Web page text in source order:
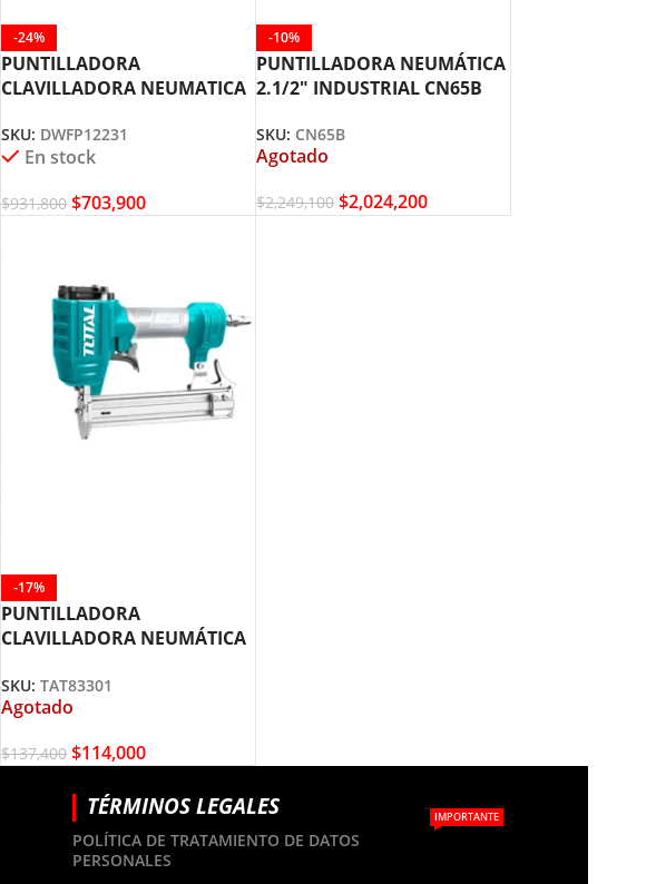
-24%
PUNTILLADORA
CLAVILLADORA NEUMATICA
DWFP12231
SKU: DWFP12231
En stock
$931,800 $703,900
-10%
PUNTILLADORA NEUMÁTICA
2.1/2″ INDUSTRIAL CN65B
SKU: CN65B
Agotado
$2,249,100 $2,024,200
-17%
PUNTILLADORA
CLAVILLADORA NEUMÁTICA
SKU:TAT83301
Agotado
$137,400 $114,000
TÉRMINOS LEGALES
POLÍTICA DE TRATAMIENTO DE DATOS
PERSONALES
IMPORTANTE